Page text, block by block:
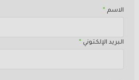
الاسم *
البريد الإلكتوني *